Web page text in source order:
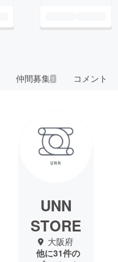
仲間募集 1 コメント
UNN
STORE
大阪府
他に31件の